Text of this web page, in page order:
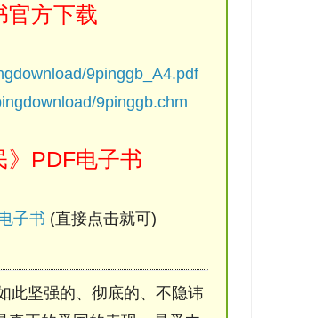
官方下载
9pinggb_A4.pdf
9pinggb.chm
》PDF电子书
子书 (直接点击就可)
此坚强的、彻底的、不隐讳